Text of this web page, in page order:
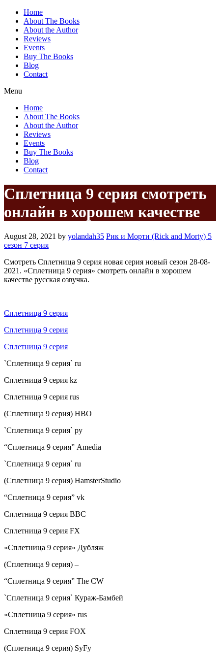
Home
About The Books
About the Author
Reviews
Events
Buy The Books
Blog
Contact
Menu
Home
About The Books
About the Author
Reviews
Events
Buy The Books
Blog
Contact
Сплетница 9 cерия смотреть
онлайн в хорошем качестве
August 28, 2021 by yolandah35 Рик и Морти (Rick and Morty) 5
сезон 7 серия
Смотреть Сплетница 9 cерия новая серия новый сезон 28-08-
2021. «Сплетница 9 cерия» смотреть онлайн в хорошем
качестве русская озвучка.
Сплетница 9 cерия
Сплетница 9 cерия
Сплетница 9 cерия
`Сплетница 9 cерия` ru
Сплетница 9 cерия kz
Сплетница 9 cерия rus
(Сплетница 9 cерия) HBO
`Сплетница 9 cерия` ру
“Сплетница 9 cерия” Amedia
`Сплетница 9 cерия` ru
(Сплетница 9 cерия) HamsterStudio
“Сплетница 9 cерия” vk
Сплетница 9 cерия BBC
Сплетница 9 cерия FX
«Сплетница 9 cерия» Дубляж
(Сплетница 9 cерия) –
“Сплетница 9 cерия” The CW
`Сплетница 9 cерия` Кураж-Бамбей
«Сплетница 9 cерия» rus
Сплетница 9 cерия FOX
(Сплетница 9 cерия) SyFy